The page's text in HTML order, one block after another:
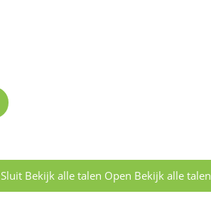
Sluit Bekijk alle talen Open Bekijk alle talen